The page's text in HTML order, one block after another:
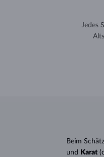
Jedes
Beim
und
Karat